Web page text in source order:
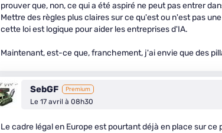
prouver que, non, ce qui a été aspiré ne peut pas entrer
Mettre des règles plus claires sur ce qu'est ou n'est pas
cette loi est logique pour aider les entreprises d'IA.
Maintenant, est-ce que, franchement, j'ai envie que des
SebGF Premium
Le 17 avril à 08h30
Le cadre légal en Europe est pourtant déjà en place sur